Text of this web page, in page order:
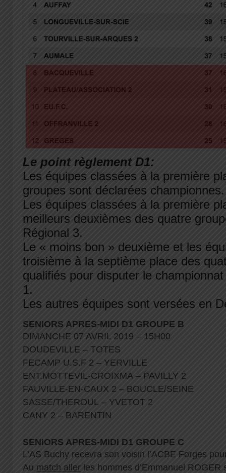
Le point règlement D1:
Les équipes classées à la première
groupes sont déclarées championnes.
Les équipes classées à la première
meilleurs deuxièmes des quatre
Régional 3.
Le « moins bon » deuxième et les
troisième à la septième place des
qualifiés pour disputer le
1.
Les autres équipes sont versées en
SENIORS APRES-MIDI D1 GROUPE B
DIMANCHE 07 AVRIL 2019 – 15H00
DOUDEVILLE – TOTES
FECAMP U.S.F 2 – YERVILLE
ENT.MOTTEVIL-CROIXMA – PAVILLY 2
FAUVILLE-EN-CAUX 2 – BOUCLE/SEINE
SASSE/THEROUL – YVETOT 2
CANY 2 – BARENTIN
SENIORS APRES-MIDI D1 GROUPE C
L’AS Buchy recevra son voisin l’ACBE Forges
Au match aller les hommes d’Emmanuel ROGER